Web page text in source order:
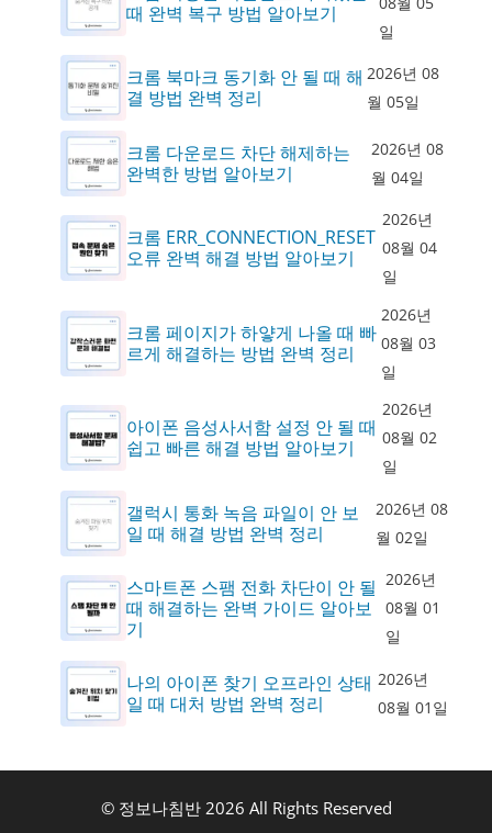
때 완벽 복구 방법 알아보기
일
크롬 북마크 동기화 안 될 때 해
결 방법 완벽 정리
2026년 08
월 05일
크롬 다운로드 차단 해제하는
완벽한 방법 알아보기
2026년 08
월 04일
크롬 ERR_CONNECTION_RESET
오류 완벽 해결 방법 알아보기
2026년
08월 04
일
크롬 페이지가 하얗게 나올 때 빠
르게 해결하는 방법 완벽 정리
2026년
08월 03
일
아이폰 음성사서함 설정 안 될 때
쉽고 빠른 해결 방법 알아보기
2026년
08월 02
일
갤럭시 통화 녹음 파일이 안 보
일 때 해결 방법 완벽 정리
2026년 08
월 02일
스마트폰 스팸 전화 차단이 안 될
때 해결하는 완벽 가이드 알아보
기
2026년
08월 01
일
나의 아이폰 찾기 오프라인 상태
일 때 대처 방법 완벽 정리
2026년
08월 01일
© 정보나침반 2026 All Rights Reserved